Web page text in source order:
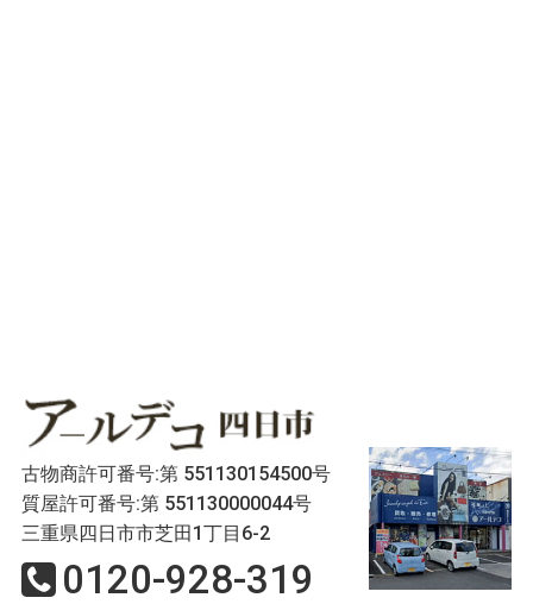
古物商許可番号:第 551130154500号
質屋許可番号:第 551130000044号
三重県四日市市芝田1丁目6-2
0120-928-319